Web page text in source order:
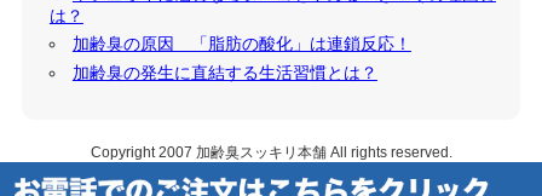
は？
加齢臭の原因 「脂肪の酸化」は連鎖反応！
加齢臭の発生に直結する生活習慣とは？
Copyright 2007 加齢臭スッキリ本舗All rights reserved.